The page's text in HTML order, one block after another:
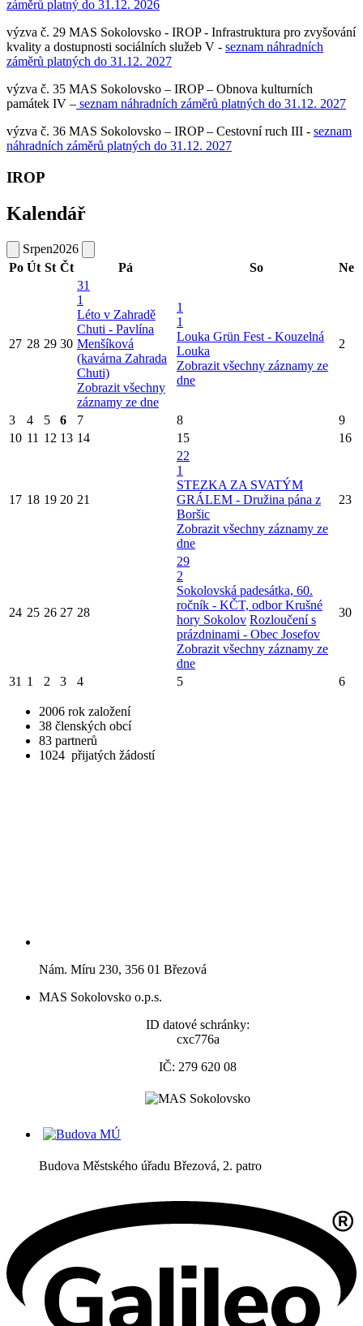
záměrů platný do 31.12. 2026
výzva č. 29 MAS Sokolovsko - IROP - Infrastruktura pro zvyšování
kvality a dostupnosti sociálních služeb V - seznam náhradních
záměrů platných do 31.12. 2027
výzva č. 35 MAS Sokolovsko – IROP – Obnova kulturních
památek IV – seznam náhradních záměrů platných do 31.12. 2027
výzva č. 36 MAS Sokolovsko – IROP – Cestovní ruch III - seznam
náhradních záměrů platných do 31.12. 2027
IROP
Kalendář
Srpen2026
Po Út St Čt Pá So Ne
27 28 29 30
31
1
Léto v Zahradě
Chuti - Pavlína
Menšíková
(kavárna Zahrada
Chuti)
Zobrazit všechny
záznamy ze dne
1
1
Louka Grün Fest - Kouzelná
Louka
Zobrazit všechny záznamy ze
dne
2
3 4 5 6 7 8
9
10 11 12 13 14 15 16
17 18 19 20 21
22
1
STEZKA ZA SVATÝM
GRÁLEM - Družina pána z
Boršic
Zobrazit všechny záznamy ze
dne
23
24 25 26 27 28
29
2
Sokolovská padesátka, 60.
ročník - KČT, odbor Krušné
hory Sokolov Rozloučení s
prázdninami - Obec Josefov
Zobrazit všechny záznamy ze
dne
30
31 1 2 3 4 5 6
2006 rok založení
38 členských obcí
83 partnerů
1024 přijatých žádostí
Nám. Míru 230, 356 01 Březová
MAS Sokolovsko o.p.s.
ID datové schránky:
cxc776a
IČ: 279 620 08
Budova Městského úřadu Březová, 2. patro